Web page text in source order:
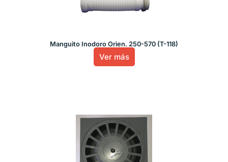
Manguito Inodoro Orien. 250-570 (T-118)
Ver más